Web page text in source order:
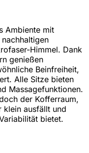
Ambiente mit
Himmel. Dank
genießen
Beinfreiheit,
Alle Sitze bieten
Massagefunktionen.
der Kofferraum,
klein ausfällt und
bietet.